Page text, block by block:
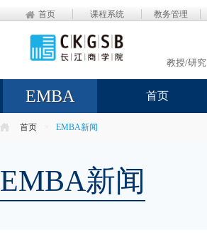
首页 课程系统 教务管理
教授/研究
EMBA 首页
首页 EMBA新闻
EMBA新闻